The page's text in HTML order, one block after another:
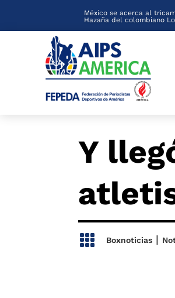
México se acerca al
Hazaña del colombiano
Y
 Boxnoticias|